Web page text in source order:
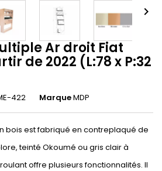

Ar droit Fiat
de 2022 (L:78 x P:32
422 MarqueMDP
bois est fabriqué en contreplaqué de
teinté Okoumé ou gris clair à
offre plusieurs fonctionnalités. Il